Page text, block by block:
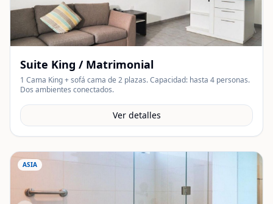
Suite King / Matrimonial
1 Cama King + sofá cama de 2 plazas. Capacidad: hasta 4 personas.
Dos ambientes conectados.
Ver detalles
ASIA